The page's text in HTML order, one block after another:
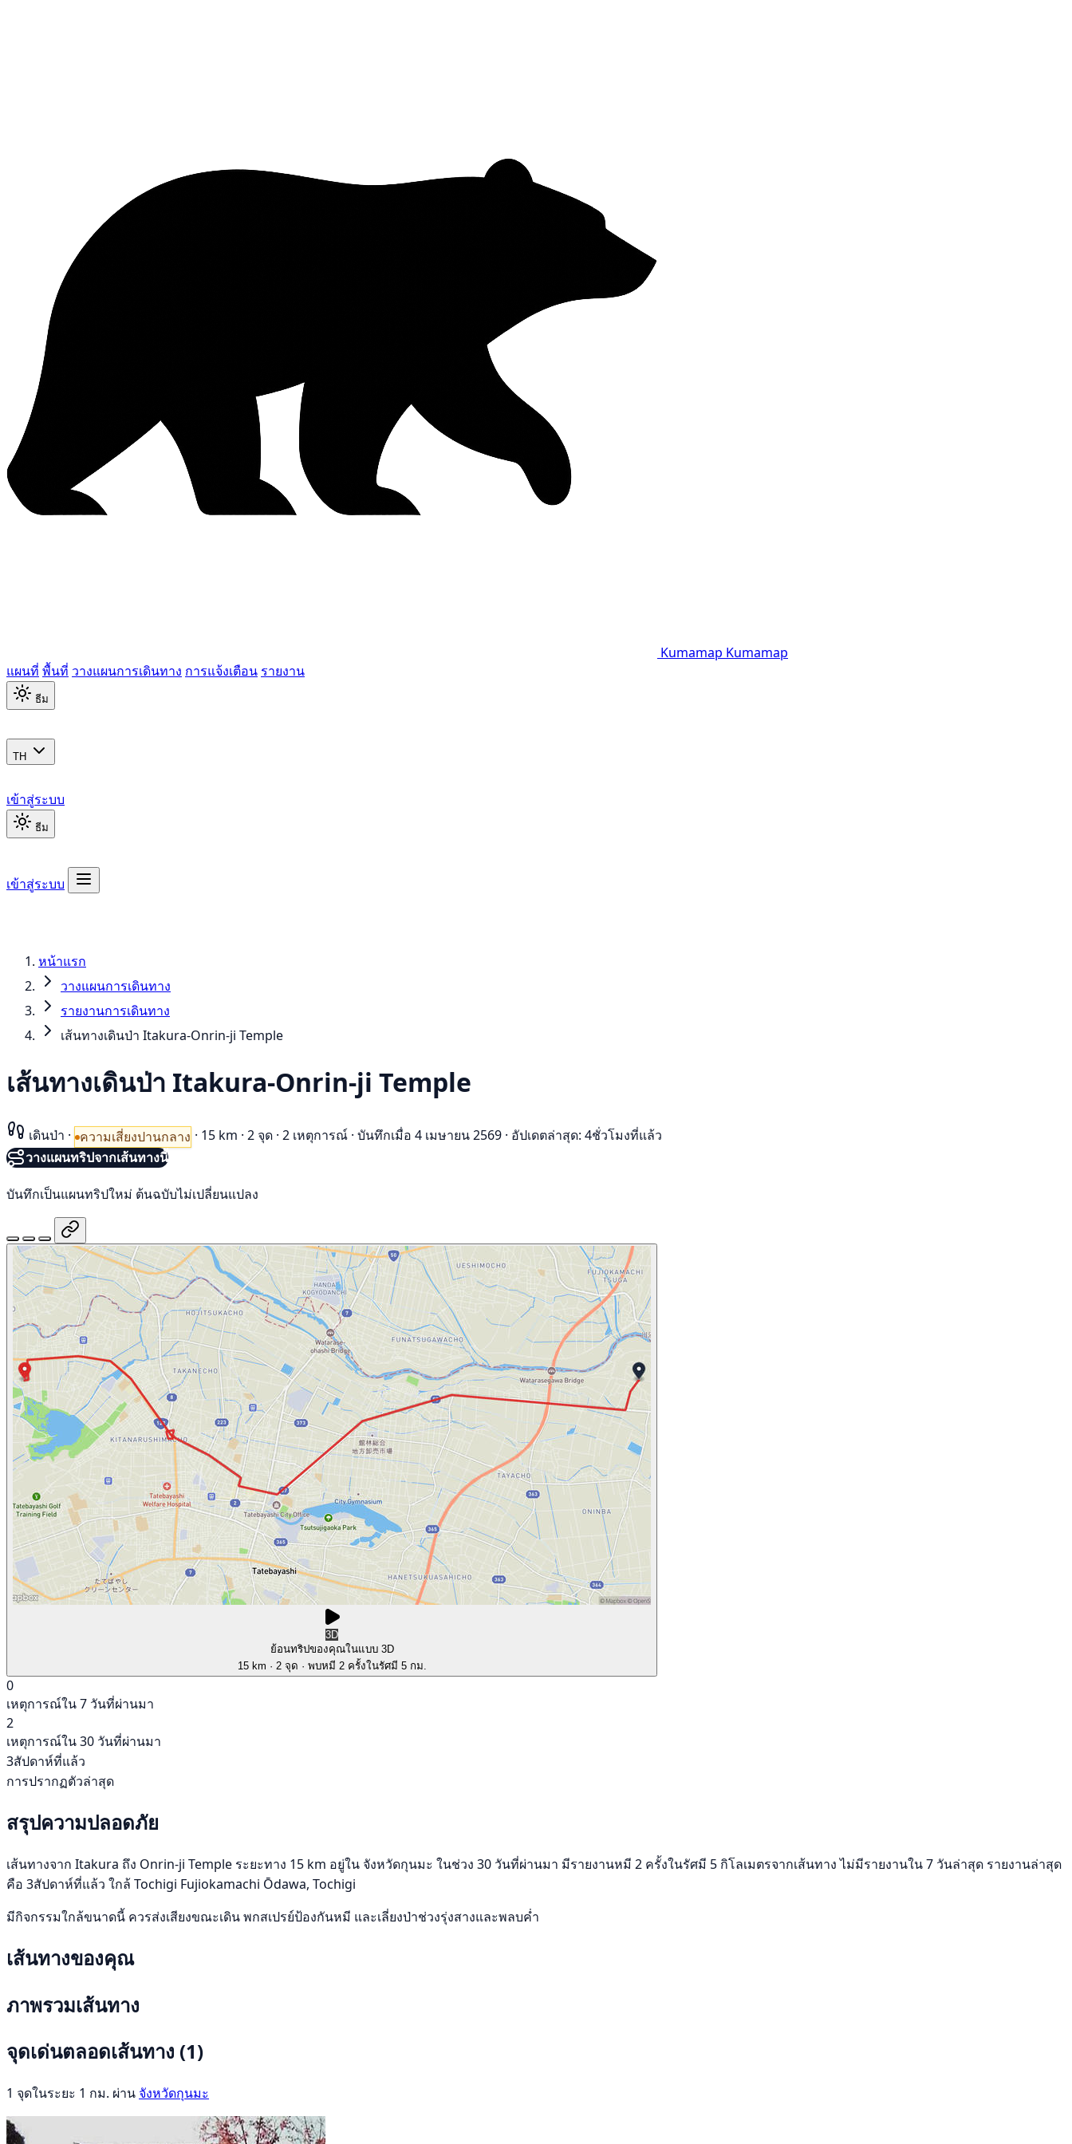
Kumamap Kumamap
แผนที่ พื้นที่ วางแผนการเดินทาง การแจ้งเตือน รายงาน
ธีม
TH
เข้าสู่ระบบ
ธีม
เข้าสู่ระบบ
หน้าแรก
วางแผนการเดินทาง
รายงานการเดินทาง
เส้นทางเดินป่า Itakura-Onrin-ji Temple
เส้นทางเดินป่า Itakura-Onrin-ji Temple
เดินป่า · ความเสี่ยงปานกลาง · 15 km · 2 จุด · 2 เหตุการณ์ · บันทึกเมื่อ 4 เมษายน 2569 · อัปเดตล่าสุด: 4ชั่วโมงที่แล้ว
วางแผนทริปจากเส้นทางนี้
บันทึกเป็นแผนทริปใหม่ ต้นฉบับไม่เปลี่ยนแปลง
3D
ย้อนทริปของคุณในแบบ 3D
15 km · 2 จุด · พบหมี 2 ครั้งในรัศมี 5 กม.
0
เหตุการณ์ใน 7 วันที่ผ่านมา
2
เหตุการณ์ใน 30 วันที่ผ่านมา
3สัปดาห์ที่แล้ว
การปรากฏตัวล่าสุด
สรุปความปลอดภัย
เส้นทางจาก Itakura ถึง Onrin-ji Temple ระยะทาง 15 km อยู่ใน จังหวัดกุนมะ ในช่วง 30 วันที่ผ่านมา มีรายงานหมี 2 ครั้งในรัศมี 5 กิโลเมตรจากเส้นทาง ไม่มีรายงานใน 7 วันล่าสุด รายงานล่าสุด
คือ 3สัปดาห์ที่แล้ว ใกล้ Tochigi Fujiokamachi Ōdawa, Tochigi
มีกิจกรรมใกล้ขนาดนี้ ควรส่งเสียงขณะเดิน พกสเปรย์ป้องกันหมี และเลี่ยงป่าช่วงรุ่งสางและพลบค่ำ
เส้นทางของคุณ
ภาพรวมเส้นทาง
จุดเด่นตลอดเส้นทาง (1)
1 จุดในระยะ 1 กม. ผ่าน จังหวัดกุนมะ